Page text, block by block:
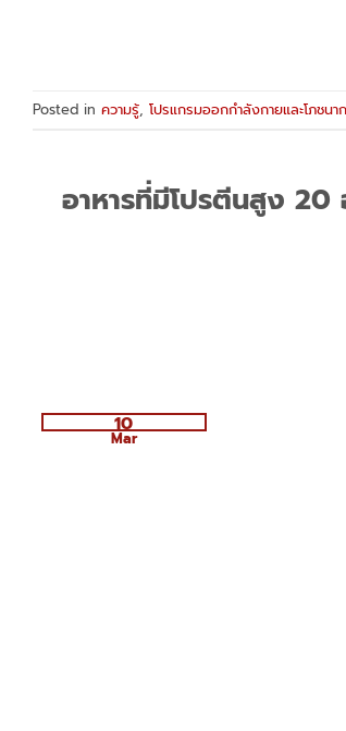
Posted in ความรู้, โปรแกรมออกกำลังกายและโภชนา
อาหารที่มีโปรตีนสูง
10
Mar